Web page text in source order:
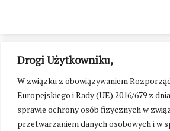
Drogi Użytkowniku,
W związku z obowiązywaniem
Europejskiego i Rady (UE) 2016/679 z
sprawie ochrony osób fizycznych w
przetwarzaniem danych osobowych i w